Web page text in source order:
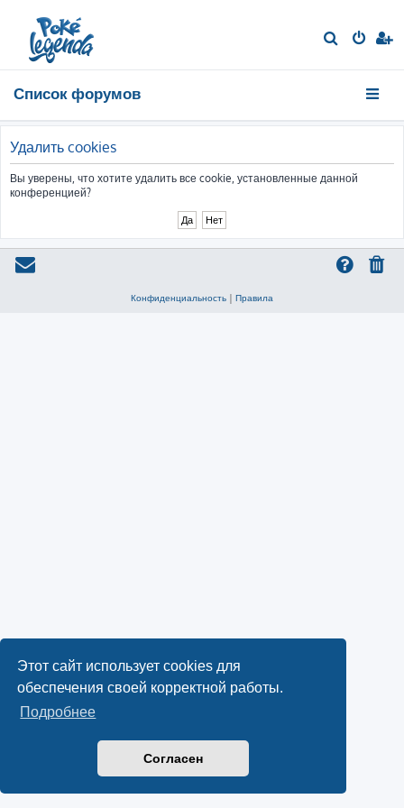
Этот сайт использует cookies для
обеспечения своей корректной работы.
Подробнее
Согласен
к
Список форумов
Удалить cookies
Вы уверены, что хотите удалить все cookie, установленные данной
конференцией?
Конфиденциальность | Правила